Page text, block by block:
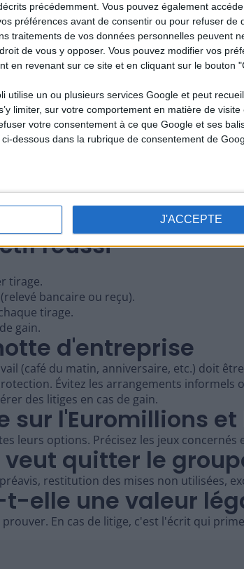
précédemment. Vous pouvez également
préférences avant de consentir ou pour refuser de
traitements de vos données personnelles peuvent
de vous y opposer. Vous pouvez modifier vos
en revenant sur ce site et en cliquant sur le bouton
utilise un ou plusieurs services Google et peut
limiter, sur votre comportement en matière de visite
votre consentement à ce que Google et ses
dessous dans la rubrique de consentement de
J'ACCEPTE
: c'est elle qui achète le ticket, le valide
en cas de gain. Cette personne
de la convention. La FDJ verse le
n'est pas considérée comme
réussi
tirage.
bancaire ou reçu).
tirage.
gain.
d'entreprise
(café du matin, anniversaire, etc.) doit
Évitez les arrangements informels
des litiges en cas de gain.
l'Euromillions et
leurs options. Précisez les jeux concernés
quitter le
restitution des mises non utilisées,
elle une valeur
En cas de litige, c'est l'écrit qui